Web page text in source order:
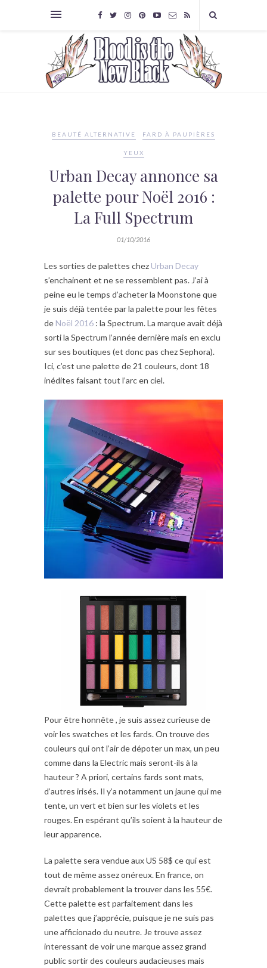
BEAUTÉ ALTERNATIVE FARD À PAUPIÈRES
YEUX
Urban Decay annonce sa
palette pour Noël 2016 :
La Full Spectrum
01/10/2016
Les sorties de palettes chez Urban Decay
s’enchainent et ne se ressemblent pas. J’ai à
peine eu le temps d’acheter la Moonstone que
je suis déjà tentée par la palette pour les fêtes
de Noël 2016 : la Spectrum. La marque avait déjà
sorti la Spectrum l’année dernière mais en exclu
sur ses boutiques (et donc pas chez Sephora).
Ici, c’est une palette de 21 couleurs, dont 18
inédites faisant tout l’arc en ciel.
Pour être honnête , je suis assez curieuse de
voir les swatches et les fards. On trouve des
couleurs qui ont l’air de dépoter un max, un peu
comme dans la Electric mais seront-ils à la
hauteur ? A priori, certains fards sont mats,
d’autres irisés. Il y’a notamment un jaune qui me
tente, un vert et bien sur les violets et les
rouges. En espérant qu’ils soient à la hauteur de
leur apparence.
La palette sera vendue aux US 58$ ce qui est
tout de même assez onéreux. En france, on
devrait probablement la trouver dans les 55€.
Cette palette est parfaitement dans les
palettes que j’apprécie, puisque je ne suis pas
une afficionado du neutre. Je trouve assez
interessant de voir une marque assez grand
public sortir des couleurs audacieuses mais